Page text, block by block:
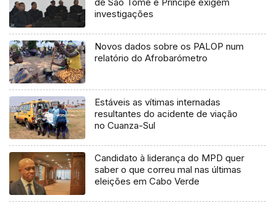
de São Tomé e Príncipe exigem
investigações
Novos dados sobre os PALOP num
relatório do Afrobarómetro
Estáveis as vítimas internadas
resultantes do acidente de viação
no Cuanza-Sul
Candidato à liderança do MPD quer
saber o que correu mal nas últimas
eleições em Cabo Verde